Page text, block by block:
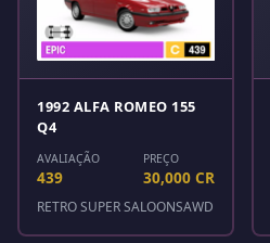
1992 ALFA ROMEO 155
Q4
AVALIAÇÃO
439
PREÇO
30,000 CR
RETRO SUPER SALOONSAWD